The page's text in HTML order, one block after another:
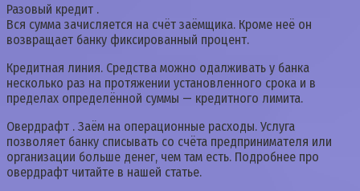
Разовый кредит .
Вся сумма зачисляется на счёт заёмщика. Кроме неё он
возвращает банку фиксированный процент.
Кредитная линия. Средства можно одалживать у банка
несколько раз на протяжении установленного срока и в
пределах определённой суммы — кредитного лимита.
Овердрафт . Заём на операционные расходы. Услуга
позволяет банку списывать со счёта предпринимателя или
организации больше денег, чем там есть. Подробнее про
овердрафт читайте в нашей статье.